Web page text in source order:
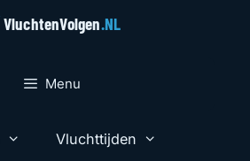
VluchtenVolgen.NL
Menu
Vluchttijden